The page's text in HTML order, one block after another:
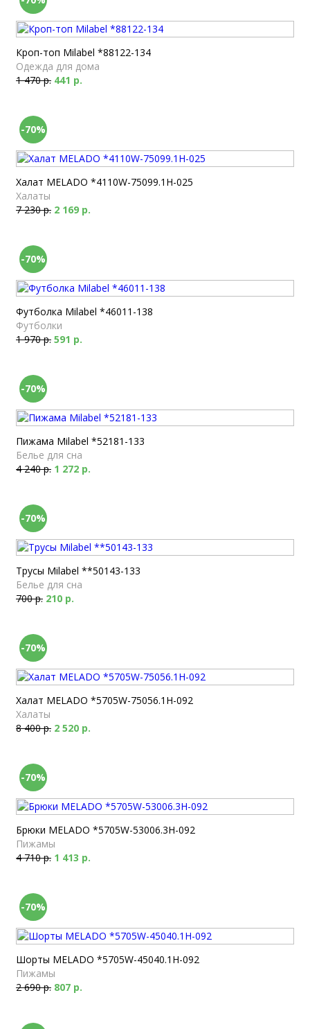
Кроп-топ Milabel *88122-134
Одежда для дома
1 470 р. 441 р.
-70%
Халат MELADO *4110W-75099.1H-025
Халаты
7 230 р. 2 169 р.
-70%
Футболка Milabel *46011-138
Футболки
1 970 р. 591 р.
-70%
Пижама Milabel *52181-133
Белье для сна
4 240 р. 1 272 р.
-70%
Трусы Milabel **50143-133
Белье для сна
700 р. 210 р.
-70%
Халат MELADO *5705W-75056.1H-092
Халаты
8 400 р. 2 520 р.
-70%
Брюки MELADO *5705W-53006.3H-092
Пижамы
4 710 р. 1 413 р.
-70%
Шорты MELADO *5705W-45040.1H-092
Пижамы
2 690 р. 807 р.